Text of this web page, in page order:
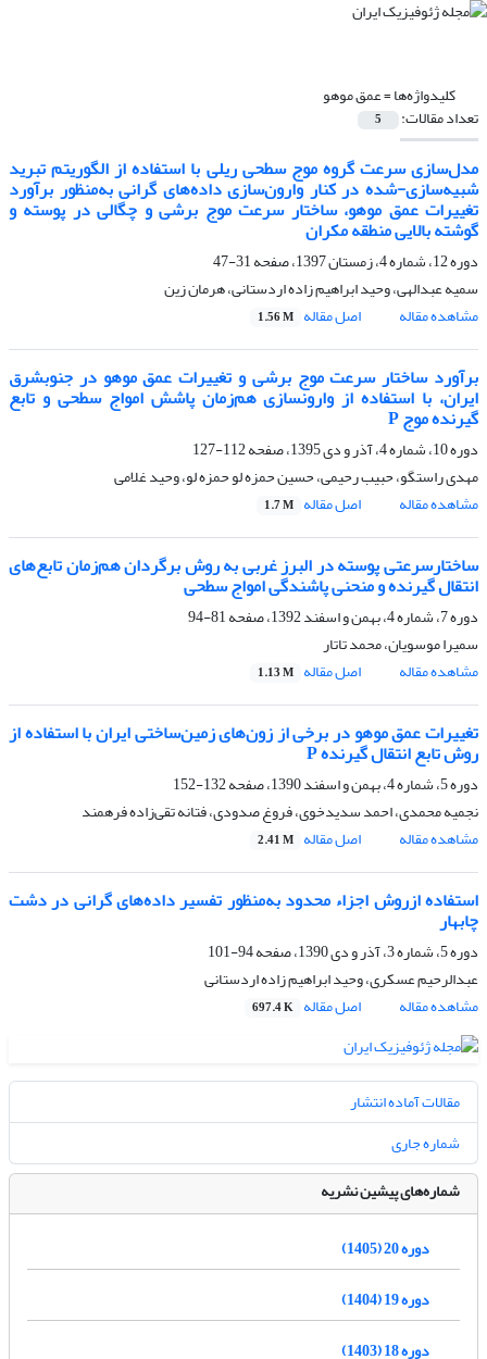
کلیدواژه‌ها =عمق موهو
تعداد مقالات: 5
مدل‌‌سازی سرعت گروه موج سطحی ریلی با استفاده از الگوریتم تبرید
شبیه‌سازی-شده در کنار وارون‌سازی داده‌های گرانی به‌منظور برآورد
تغییرات عمق موهو، ساختار سرعت موج برشی و چگالی در پوسته و
گوشته بالایی منطقه مکران
دوره 12، شماره 4، زمستان 1397، صفحه
31-47
سمیه عبدالهی، وحید ابراهیم زاده اردستانی، هرمان زین
مشاهده مقاله
اصل مقاله 1.56 M
برآورد ساختار سرعت موج برشی و تغییرات عمق موهو در جنوب‏شرق
ایران، با استفاده از وارون‏سازی هم‌زمان پاشش امواج سطحی و تابع
گیرنده موج P
دوره 10، شماره 4، آذر و دی 1395، صفحه
112-127
مهدی راستگو، حبیب رحیمی، حسین حمزه ‏لو حمزه ‏لو، وحید غلامی
مشاهده مقاله
اصل مقاله 1.7 M
ساختارسرعتی پوسته در البرز غربی به روش برگردان هم‌زمان تابع‌های
انتقال گیرنده و منحنی پاشندگی امواج سطحی
دوره 7، شماره 4، بهمن و اسفند 1392، صفحه
81-94
سمیرا موسویان، محمد تاتار
مشاهده مقاله
اصل مقاله 1.13 M
تغییرات عمق موهو در برخی از زون‌‌های زمین‌‌ساختی ایران با استفاده از
روش تابع انتقال گیرنده P
دوره 5، شماره 4، بهمن و اسفند 1390، صفحه
132-152
نجمیه محمدی، احمد سدیدخوی، فروغ صدودی، فتانه تقی‌‌زاده فرهمند
مشاهده مقاله
اصل مقاله 2.41 M
استفاده ازروش اجزاء محدود به‌منظور تفسیر داده‌‌های گرانی در دشت
چابهار
دوره 5، شماره 3، آذر و دی 1390، صفحه
94-101
عبدالرحیم عسکری، وحید ابراهیم زاده اردستانی
مشاهده مقاله
اصل مقاله 697.4 K
مقالات آماده انتشار
شماره جاری
شماره‌های پیشین نشریه
دوره 20 (1405)
دوره 19 (1404)
دوره 18 (1403)